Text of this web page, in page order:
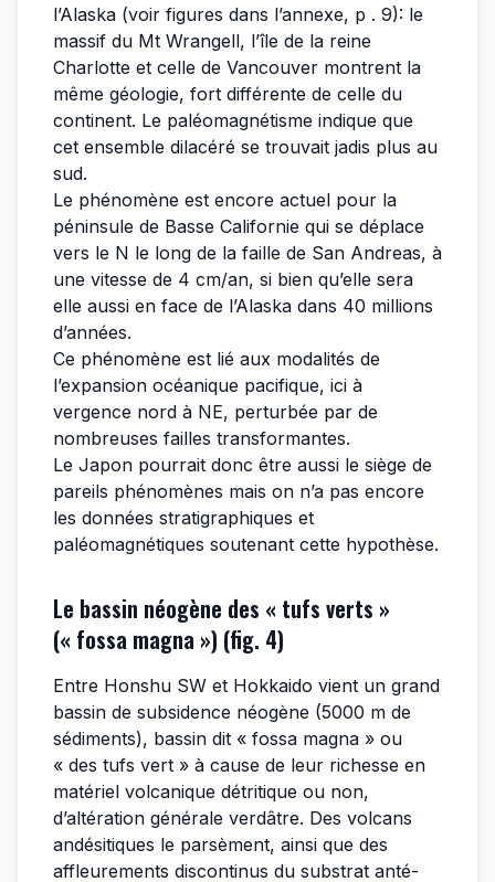
l’Alaska (voir figures dans l’annexe, p . 9): le
massif du Mt Wrangell, l’île de la reine
Charlotte et celle de Vancouver montrent la
même géologie, fort différente de celle du
continent. Le paléomagnétisme indique que
cet ensemble dilacéré se trouvait jadis plus au
sud.
Le phénomène est encore actuel pour la
péninsule de Basse Californie qui se déplace
vers le N le long de la faille de San Andreas, à
une vitesse de 4 cm/an, si bien qu’elle sera
elle aussi en face de l’Alaska dans 40 millions
d’années.
Ce phénomène est lié aux modalités de
l’expansion océanique pacifique, ici à
vergence nord à NE, perturbée par de
nombreuses failles transformantes.
Le Japon pourrait donc être aussi le siège de
pareils phénomènes mais on n’a pas encore
les données stratigraphiques et
paléomagnétiques soutenant cette hypothèse.
Le bassin néogène des « tufs verts »
(« fossa magna ») (fig. 4)
Entre Honshu SW et Hokkaido vient un grand
bassin de subsidence néogène (5000 m de
sédiments), bassin dit « fossa magna » ou
« des tufs vert » à cause de leur richesse en
matériel volcanique détritique ou non,
d’altération générale verdâtre. Des volcans
andésitiques le parsèment, ainsi que des
affleurements discontinus du substrat anté-